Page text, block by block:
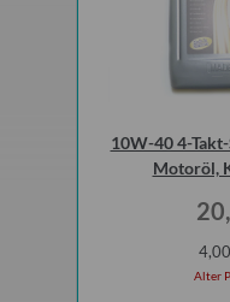
10W-40 4-
Motoröl,
Alter